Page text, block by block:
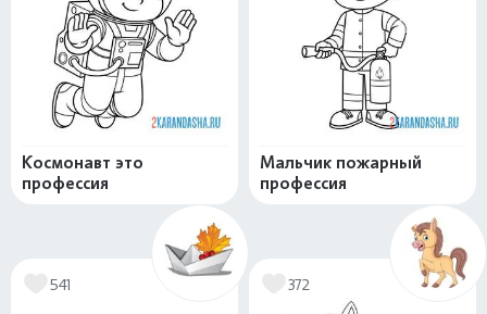
Космонавт это
профессия
Мальчик пожарный
профессия
541 372